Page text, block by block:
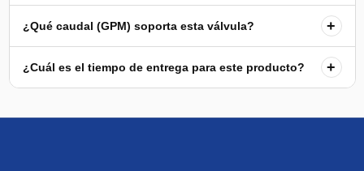
¿Qué caudal (GPM) soporta esta válvula? +
¿Cuál es el tiempo de entrega para este producto? +